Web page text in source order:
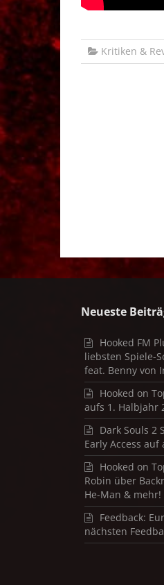
Kritiken &
Neueste
Hooked FM
liebsten Spiele-
feat. Benny von
Hooked on
aufs 1. Halbjahr
Dark Souls 2
Early Access auf
Hooked on
Robin über
He-Man & mehr!
Feedback:
nächsten